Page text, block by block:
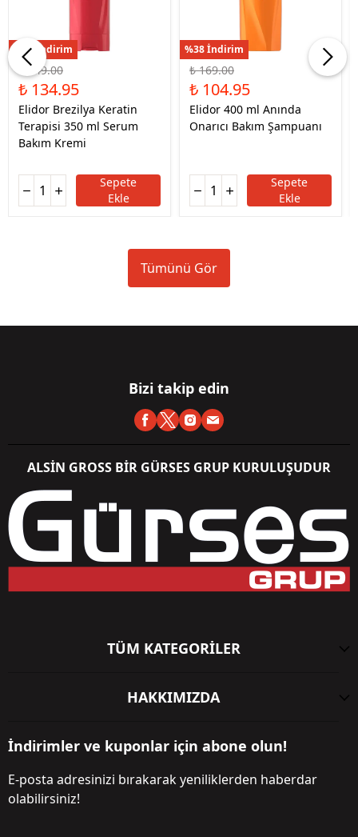
%46 İndirim
₺ 249.00
₺ 134.95
Elidor Brezilya Keratin
Terapisi 350 ml Serum
Bakım Kremi
Sepete
Ekle
%38 İndirim
₺ 169.00
₺ 104.95
Elidor 400 ml Anında
Onarıcı Bakım Şampuanı
Sepete
Ekle
Tümünü Gör
Bizi takip edin
ALSİN GROSS BİR GÜRSES GRUP KURULUŞUDUR
TÜM KATEGORİLER
HAKKIMIZDA
İndirimler ve kuponlar için abone olun!
E-posta adresinizi bırakarak yeniliklerden haberdar
olabilirsiniz!